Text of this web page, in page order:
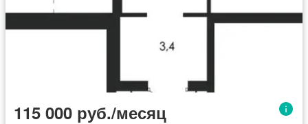
115 000 руб./месяц